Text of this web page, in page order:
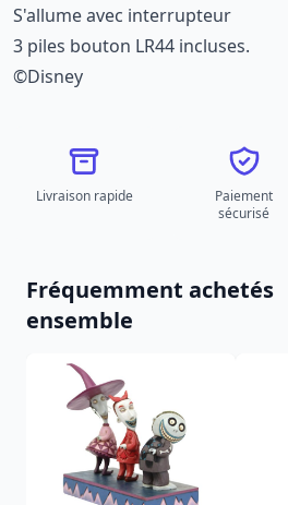
S'allume avec interrupteur
3 piles bouton LR44 incluses.
©Disney
Livraison rapide
Paiement
sécurisé
Fréquemment achetés
ensemble